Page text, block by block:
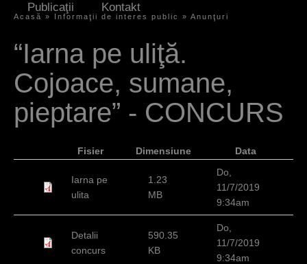
Publicaţii
Kontakt
e
s
i
i
Acasă » Informaţii de interes public » Anunţuri
“Iarna pe uliţă.
Cojoace, sumane,
pieptare” - CONCURS
Fisier Dimensiune Data
Iarna pe
ulita
1.23
MB
Do,
11/7/2019
9:34am
Detalii
concurs
590.35
KB
Do,
11/7/2019
9:34am